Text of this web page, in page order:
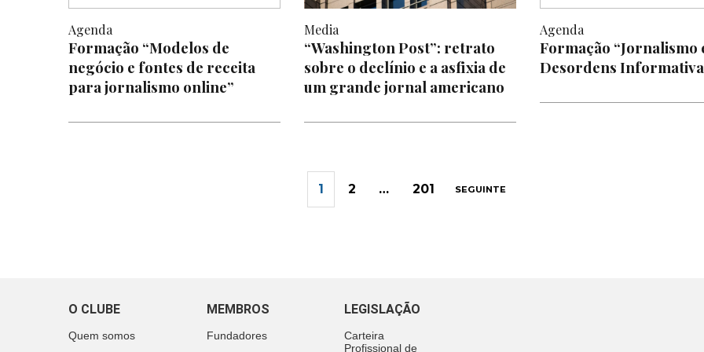
Agenda
Formação “Modelos de
negócio e fontes de receita
para jornalismo online”
Media
“Washington Post”: retrato
sobre o declínio e a asfixia de
um grande jornal americano
Agenda
Formação “Jornalismo
Desordens
1 2 … 201 SEGUINTE
O CLUBE
Quem somos
MEMBROS
Fundadores
LEGISLAÇÃO
Carteira
Profissional de